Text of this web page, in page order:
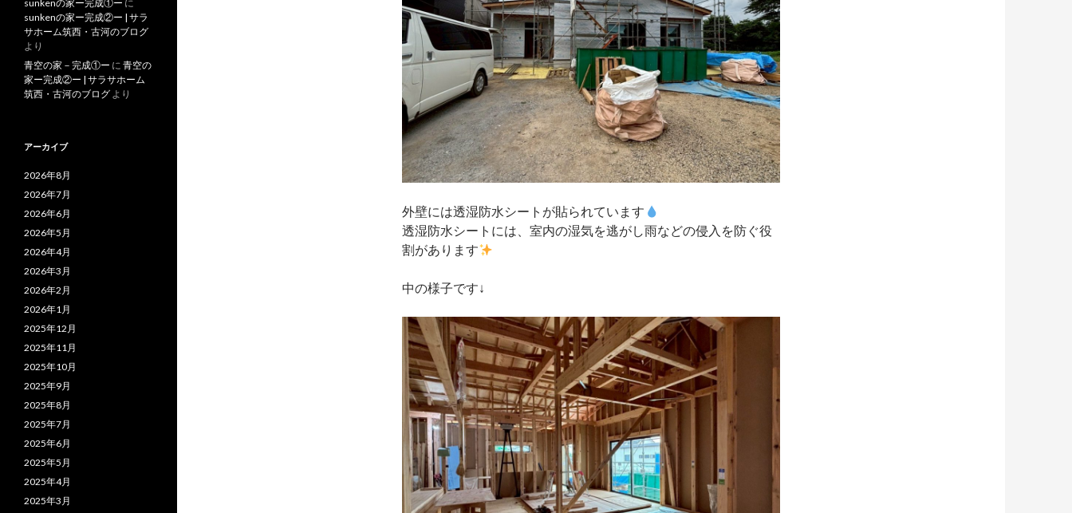
外壁には透湿防水シートが貼られています
透湿防水シートには、室内の湿気を逃がし雨などの侵入を防ぐ役
割があります
中の様子です↓
sunkenの家ー完成①ー に
sunkenの家ー完成②ー | サラ
サホーム筑西・古河のブログ
より
青空の家－完成①ー に 青空の
家ー完成②ー | サラサホーム
筑西・古河のブログ より
アーカイブ
2026年8月
2026年7月
2026年6月
2026年5月
2026年4月
2026年3月
2026年2月
2026年1月
2025年12月
2025年11月
2025年10月
2025年9月
2025年8月
2025年7月
2025年6月
2025年5月
2025年4月
2025年3月